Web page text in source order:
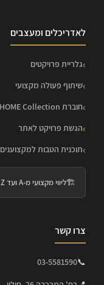
לאדריכלים ומעצבים
גלריית פרויקטים
שיתוף פעולה מקצועי
חוברת HOME Collection
הגשת פרויקט לאתר
תוכנית הטבות למקצוענים
🏗️ליווי מקצועי מ-A ועד Z
צרו קשר
📞
03-5581590